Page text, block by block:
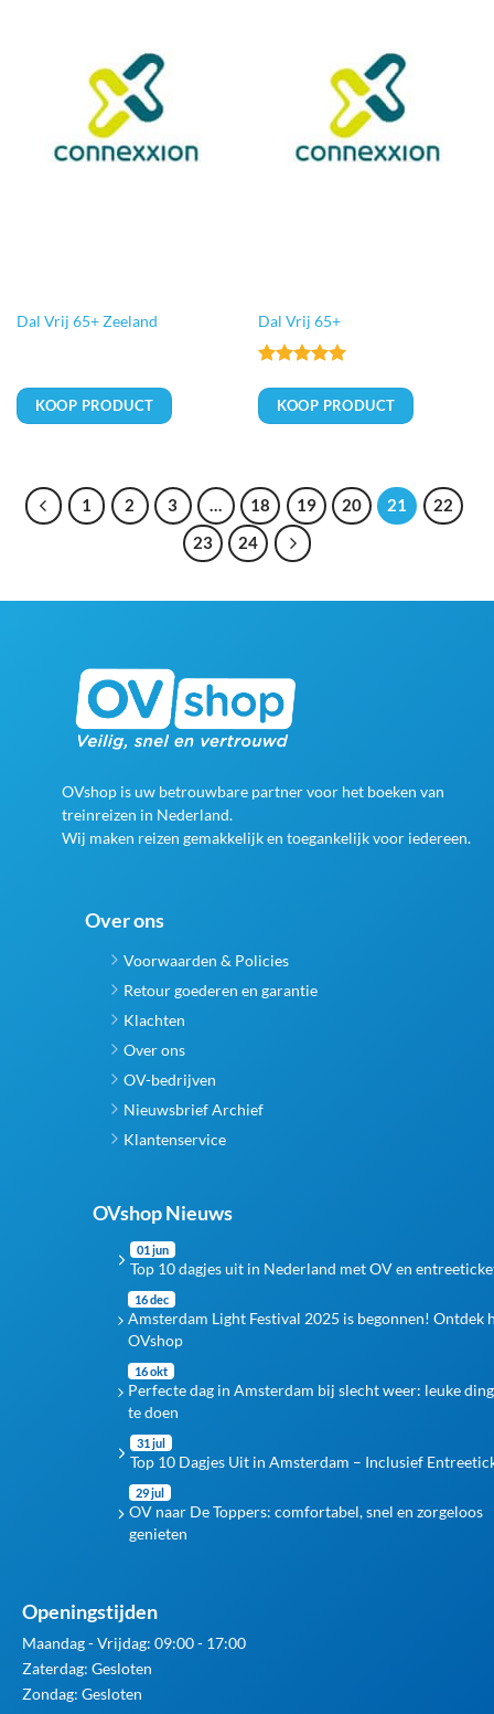
Dal Vrij 65+ Zeeland
KOOP PRODUCT
Dal Vrij 65+
5
uit 5
KOOP PRODUCT
1 2 3 … 18 19 20 21
22
23
24
OVshop is uw betrouwbare partner voor het boeken van
treinreizen in Nederland.
Wij maken reizen gemakkelijk en toegankelijk voor iedereen.
Over ons
Voorwaarden & Policies
Retour goederen en garantie
Klachten
Over ons
OV-bedrijven
Nieuwsbrief Archief
Klantenservice
OVshop Nieuws
01 jun
Top 10 dagjes uit in Nederland met OV en
16 dec
Amsterdam Light Festival 2025 is begonnen! Ontdek
OVshop
16 okt
Perfecte dag in Amsterdam bij slecht weer: leuke
te doen
31 jul
Top 10 Dagjes Uit in Amsterdam – Inclusief
29 jul
OV naar De Toppers: comfortabel, snel en zorgeloos
genieten
Openingstijden
Maandag - Vrijdag: 09:00 - 17:00
Zaterdag: Gesloten
Zondag: Gesloten